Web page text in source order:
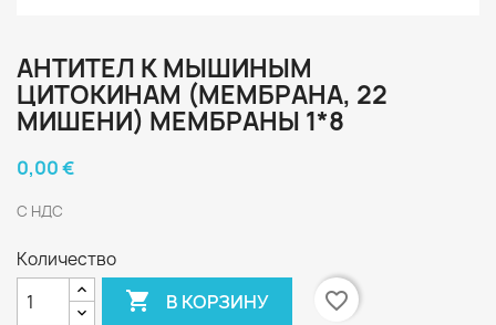
АНТИТЕЛ К МЫШИНЫМ
ЦИТОКИНАМ (МЕМБРАНА, 22
МИШЕНИ) МЕМБРАНЫ 1*8
0,00 €
С НДС
Количество
 В КОРЗИНУ
favorite_border